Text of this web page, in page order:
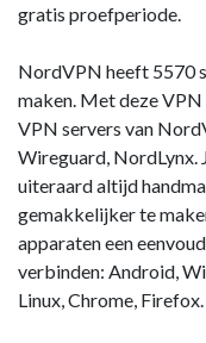
gratis proefperiode.
NordVPN heeft 5570
maken. Met deze
VPN servers van
Wireguard, NordLynx.
uiteraard altijd
gemakkelijker te
apparaten een
verbinden: Android,
Linux, Chrome, Firefox.